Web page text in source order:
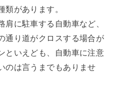
類があります。
に駐車する自動車など、
通り道がクロスする場合が
といえども、自動車に注意
のは言うまでもありませ